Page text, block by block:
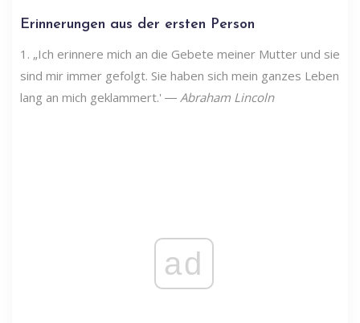
Erinnerungen aus der ersten Person
1. „Ich erinnere mich an die Gebete meiner Mutter und sie
sind mir immer gefolgt. Sie haben sich mein ganzes Leben
lang an mich geklammert.' ― Abraham Lincoln
ad